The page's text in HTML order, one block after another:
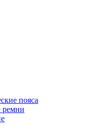
пояса
ремни